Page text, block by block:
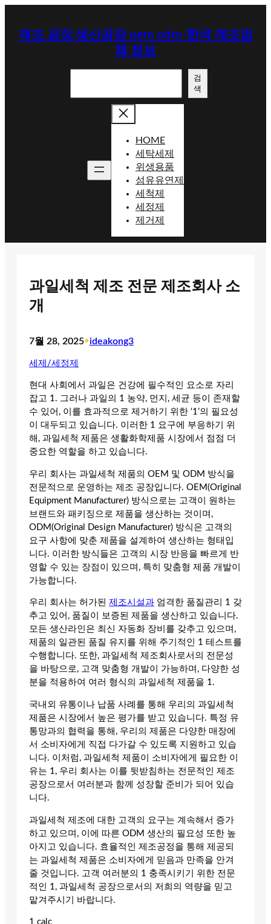
제조 공장 생산공장 oem odm-한국 제조업
체 정보
검
색
HOME
세탁세제
위생용품
섬유유연제
세척제
세정제
제거제
과일세척 제조 전문 제조회사 소
개
7월 28, 2025•ideakong3
세제/세정제
현대 사회에서 과일은 건강에 필수적인 요소로 자리
잡고 1. 그러나 과일의 1 농약, 먼지, 세균 등이 존재할
수 있어, 이를 효과적으로 제거하기 위한 ‘1’의 필요성
이 대두되고 있습니다. 이러한 1 요구에 부응하기 위
해, 과일세척 제품은 생활화학제품 시장에서 점점 더
중요한 역할을 하고 있습니다.
우리 회사는 과일세척 제품의 OEM 및 ODM 방식을
전문적으로 운영하는 제조 공장입니다. OEM(Original
Equipment Manufacturer) 방식으로는 고객이 원하는
브랜드와 패키징으로 제품을 생산하는 것이며,
ODM(Original Design Manufacturer) 방식은 고객의
요구 사항에 맞춘 제품을 설계하여 생산하는 형태입
니다. 이러한 방식들은 고객의 시장 반응을 빠르게 반
영할 수 있는 장점이 있으며, 특히 맞춤형 제품 개발이
가능합니다.
우리 회사는 허가된 제조시설과 엄격한 품질관리 1 갖
추고 있어, 품질이 보증된 제품을 생산하고 있습니다.
모든 생산라인은 최신 자동화 장비를 갖추고 있으며,
제품의 일관된 품질 유지를 위해 주기적인 1 테스트를
수행합니다. 또한, 과일세척 제조회사로서의 전문성
을 바탕으로, 고객 맞춤형 개발이 가능하며, 다양한 성
분을 적용하여 여러 형식의 과일세척 제품을 1.
국내외 유통이나 납품 사례를 통해 우리의 과일세척
제품은 시장에서 높은 평가를 받고 있습니다. 특정 유
통망과의 협력을 통해, 우리의 제품은 다양한 매장에
서 소비자에게 직접 다가갈 수 있도록 지원하고 있습
니다. 이처럼, 과일세척 제품이 소비자에게 필요한 이
유는 1, 우리 회사는 이를 뒷받침하는 전문적인 제조
공장으로서 여러분과 함께 성장할 준비가 되어 있습
니다.
과일세척 제조에 대한 고객의 요구는 계속해서 증가
하고 있으며, 이에 따른 ODM 생산의 필요성 또한 높
아지고 있습니다. 효율적인 제조공정을 통해 제공되
는 과일세척 제품은 소비자에게 믿음과 만족을 안겨
줄 것입니다. 고객 여러분의 1 충족시키기 위한 전문
적인 1, 과일세척 공장으로서의 저희의 역량을 믿고
맡겨주시기 바랍니다.
1 calc